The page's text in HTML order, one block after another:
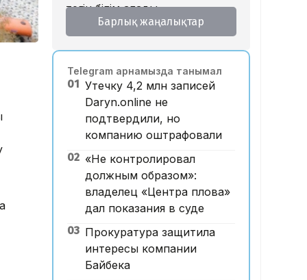
тегін білім алады
14:45, 07 Тамыз 2026
отыр – сарапшылар
13:30, 07 Тамыз 2026
Фельдшер Ұлдана
Мырзуанның қазасына
қатысты іс сотқа жолданды
12:59, 07 Тамыз 2026
Абай облысы аумағындағы
орманды өрттен қорғауға 3
млрд теңгеден астам қаржы
бөлінді
12:00, 07 Тамыз 2026
Футболдан ұлттық құраманы
Барлық жаңалықтар
Telegram арнамызда танымал
01 Утечку 4,2 млн записей
Daryn.online не
подтвердили, но
компанию оштрафовали
02 «Не контролировал
должным образом»:
владелец «Центра плова»
дал показания в суде
03 Прокуратура защитила
интересы компании
Байбека